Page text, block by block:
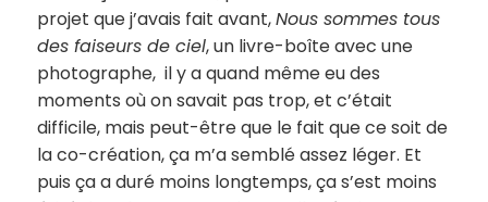
projet que j’avais fait avant,Nous sommes tous
des faiseurs de ciel, un livre-boîte avec une
photographe, il y a quand même eu des
moments où on savait pas trop, et c’était
difficile, mais peut-être que le fait que ce soit de
la co-création, ça m’a semblé assez léger. Et
puis ça a duré moins longtemps, ça s’est moins